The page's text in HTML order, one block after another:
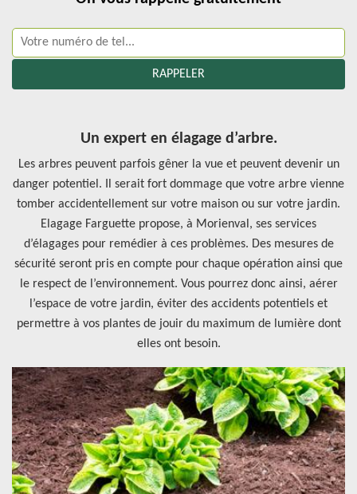
Un expert en élagage d’arbre.
Les arbres peuvent parfois gêner la vue et peuvent devenir un
danger potentiel. Il serait fort dommage que votre arbre vienne
tomber accidentellement sur votre maison ou sur votre jardin.
Elagage Farguette propose, à Morienval, ses services
d’élagages pour remédier à ces problèmes. Des mesures de
sécurité seront pris en compte pour chaque opération ainsi que
le respect de l’environnement. Vous pourrez donc ainsi, aérer
l’espace de votre jardin, éviter des accidents potentiels et
permettre à vos plantes de jouir du maximum de lumière dont
elles ont besoin.